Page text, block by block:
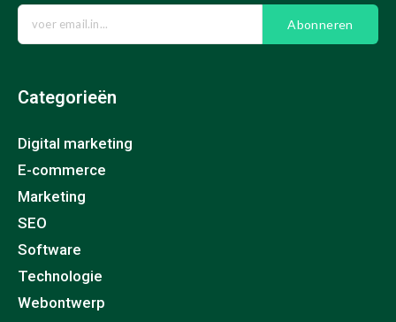
Abonneren
Categorieën
Digital marketing
E-commerce
Marketing
SEO
Software
Technologie
Webontwerp